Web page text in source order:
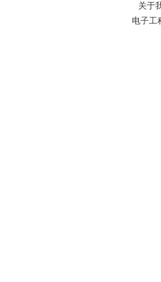
关于
电子工